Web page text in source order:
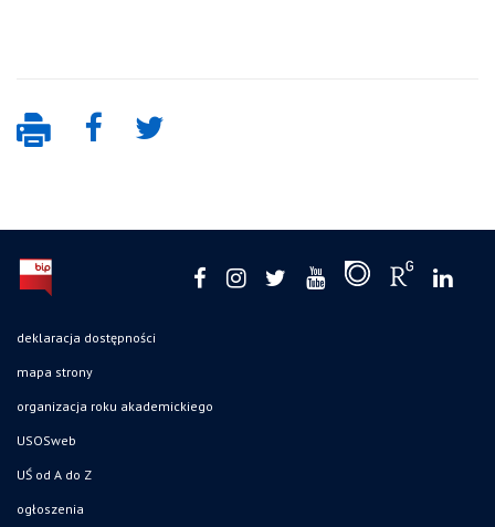
deklaracja dostępności
mapa strony
organizacja roku akademickiego
USOSweb
UŚ od A do Z
ogłoszenia